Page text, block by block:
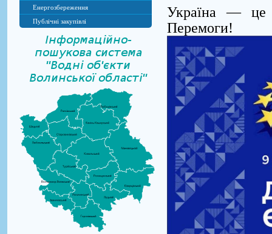
Енергозбереження
Публічні закупівлі
Україна — це
Перемоги!